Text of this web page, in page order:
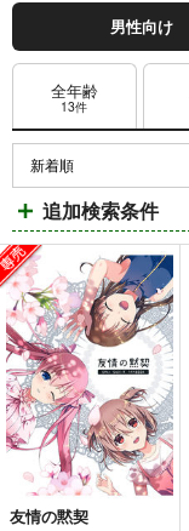
男性向け
全年齢
13件
追加検索条件
友情の黙契